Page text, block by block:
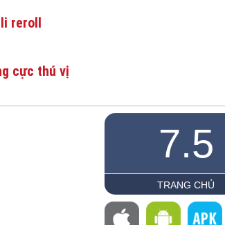
reroll
cực thú vị
7.5
TRANG CHỦ